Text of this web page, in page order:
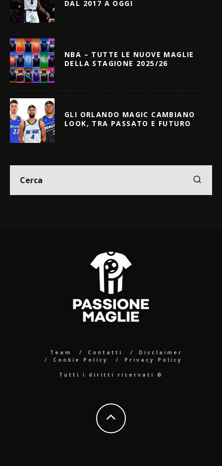
DAL 2017 A OGGI
NBA – TUTTE LE NUOVE MAGLIE
DELLA STAGIONE 2025/26
GLI ORLANDO MAGIC CAMBIANO
LOOK, TRA PASSATO E FUTURO
Team Contatti
Disclaimer
Cookie Policy
Privacy Policy
Tutti i diritti riservati ©